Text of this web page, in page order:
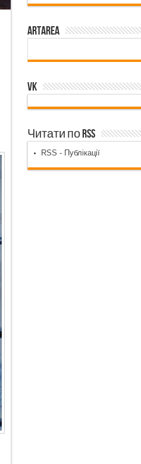
ArtArea
VK
Читати по RSS
RSS - Публікації